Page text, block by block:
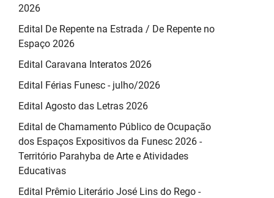
2026
Edital De Repente na Estrada / De Repente no
Espaço 2026
Edital Caravana Interatos 2026
Edital Férias Funesc - julho/2026
Edital Agosto das Letras 2026
Edital de Chamamento Público de Ocupação
dos Espaços Expositivos da Funesc 2026 -
Território Parahyba de Arte e Atividades
Educativas
Edital Prêmio Literário José Lins do Rego -